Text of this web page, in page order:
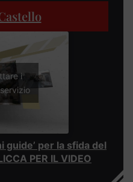
i
guide’ per la sfida del
PER IL VIDEO